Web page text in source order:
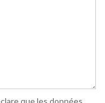
que les données